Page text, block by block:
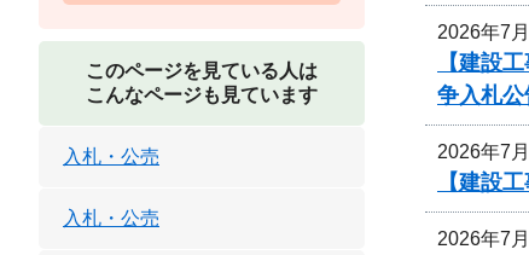
2026年7
【建設
争入札公
2026年7
【建設
2026年7
このページを見ている人は
こんなページも見ています
入札・公売
入札・公売